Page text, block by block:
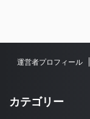
運営者プロフィール
カテゴリー